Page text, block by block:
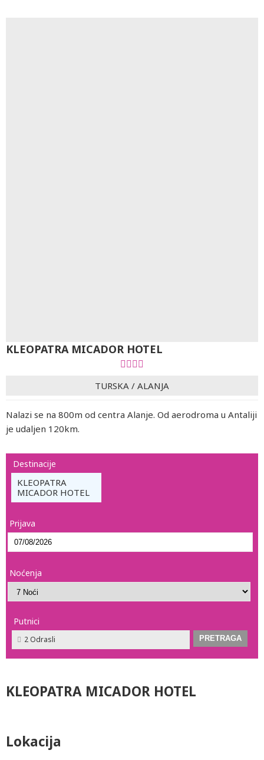
KLEOPATRA MICADOR HOTEL
TURSKA / ALANJA
Nalazi se na 800m od centra Alanje. Od aerodroma u Antaliji
je udaljen 120km.
Destinacije
KLEOPATRA
MICADOR HOTEL
Prijava
Noćenja
Putnici
2 Odrasli
KLEOPATRA MICADOR HOTEL
Lokacija